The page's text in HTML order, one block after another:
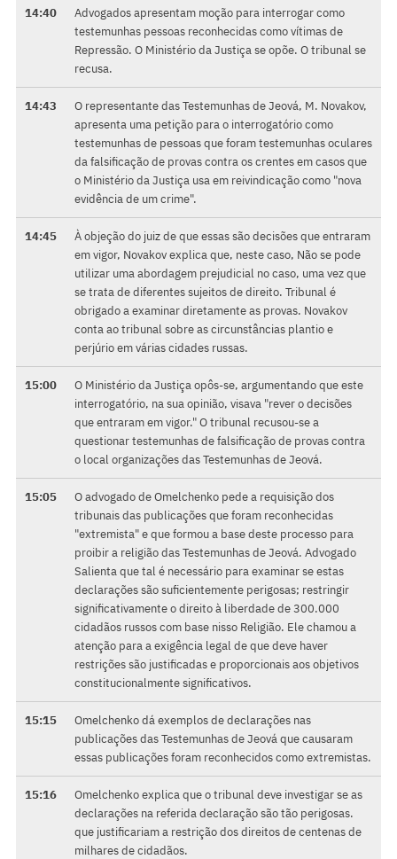
14:40
Advogados apresentam moção para interrogar como
testemunhas pessoas reconhecidas como vítimas de
Repressão. O Ministério da Justiça se opõe. O tribunal se
recusa.
14:43
O representante das Testemunhas de Jeová, M. Novakov,
apresenta uma petição para o interrogatório como
testemunhas de pessoas que foram testemunhas oculares
da falsificação de provas contra os crentes em casos que
o Ministério da Justiça usa em reivindicação como "nova
evidência de um crime".
14:45
À objeção do juiz de que essas são decisões que entraram
em vigor, Novakov explica que, neste caso, Não se pode
utilizar uma abordagem prejudicial no caso, uma vez que
se trata de diferentes sujeitos de direito. Tribunal é
obrigado a examinar diretamente as provas. Novakov
conta ao tribunal sobre as circunstâncias plantio e
perjúrio em várias cidades russas.
15:00
O Ministério da Justiça opôs-se, argumentando que este
interrogatório, na sua opinião, visava "rever o decisões
que entraram em vigor." O tribunal recusou-se a
questionar testemunhas de falsificação de provas contra
o local organizações das Testemunhas de Jeová.
15:05
O advogado de Omelchenko pede a requisição dos
tribunais das publicações que foram reconhecidas
"extremista" e que formou a base deste processo para
proibir a religião das Testemunhas de Jeová. Advogado
Salienta que tal é necessário para examinar se estas
declarações são suficientemente perigosas; restringir
significativamente o direito à liberdade de 300.000
cidadãos russos com base nisso Religião. Ele chamou a
atenção para a exigência legal de que deve haver
restrições são justificadas e proporcionais aos objetivos
constitucionalmente significativos.
15:15
Omelchenko dá exemplos de declarações nas
publicações das Testemunhas de Jeová que causaram
essas publicações foram reconhecidos como extremistas.
15:16
Omelchenko explica que o tribunal deve investigar se as
declarações na referida declaração são tão perigosas.
que justificariam a restrição dos direitos de centenas de
milhares de cidadãos.